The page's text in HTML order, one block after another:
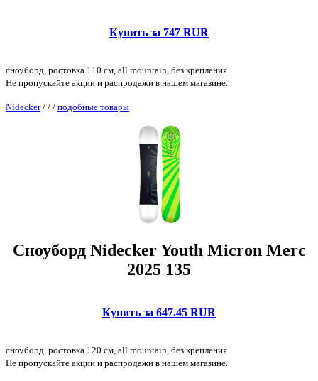
Купить за 747 RUR
сноуборд, ростовка 110 см, all mountain, без крепления
Не пропускайте акции и распродажи в нашем магазине.
Nidecker/ / / подобные товары
Сноуборд Nidecker Youth Micron Merc
2025 135
Купить за 647.45 RUR
сноуборд, ростовка 120 см, all mountain, без крепления
Не пропускайте акции и распродажи в нашем магазине.